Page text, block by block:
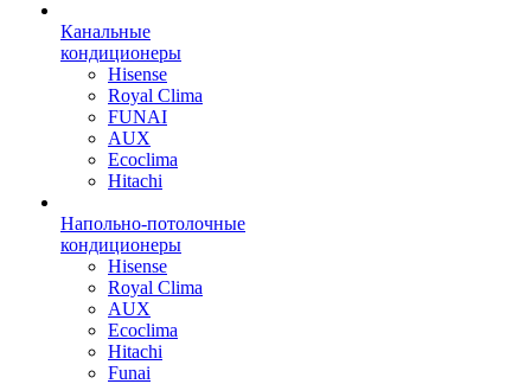
Канальные
кондиционеры
Hisense
Royal Clima
FUNAI
AUX
Ecoclima
Hitachi
Напольно-потолочные
кондиционеры
Hisense
Royal Clima
AUX
Ecoclima
Hitachi
Funai